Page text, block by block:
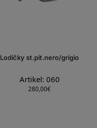
Lodičky st.pit.nero/grigio
Artikel: 060
280,00€